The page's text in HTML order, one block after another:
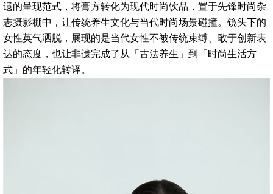
遗的呈现范式，将膏方转化为现代时尚饮品，置于先锋时尚杂
志摄影棚中，让传统养生文化与当代时尚场景碰撞。镜头下的
女性英气洒脱，展现的是当代女性不被传统束缚、敢于创新表
达的态度，也让非遗完成了从「古法养生」到「时尚生活方
式」的年轻化转译。